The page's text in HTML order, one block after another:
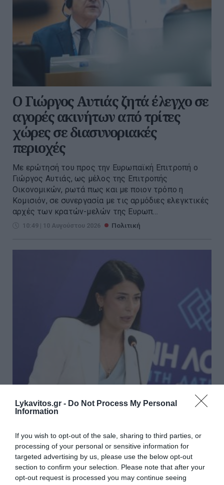
Lykavitos.gr - Do Not Process My Personal
Information
If you wish to opt-out of the sale, sharing to third parties, or
processing of your personal or sensitive information for
targeted advertising by us, please use the below opt-out
section to confirm your selection. Please note that after your
opt-out request is processed you may continue seeing
Ο Γιώργος Αυτιάς ζητά έλεγχο σε
αγορές ακινήτων από τρίτες
χώρες σε διασυνοριακές
περιοχές
Με ερώτησή του προς την Ευρωπαϊκή Επιτροπή ο
Γιώργος Αυτιάς, ως μέλος της Επιτροπής
Οικονομικών, ρωτά πως και με ποιον τρόπο η
Κομισιόν, σε συνεργασία με τις αρμόδιες ελεγκτικές
αρχές των κρατών-μελών της Ευρωπ...
10:49 | 10 Αυγούστου 2026 Πολιτική
Λατινοπούλου: «H Βρετανία
μειώνει τον φόρο στο ρεύμα. Η
Ελλάδα πότε θα βάλει τους
πολίτες πρώτους;»